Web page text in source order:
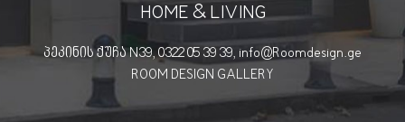
HOME & LIVING
პეკინის ქუჩა N39, 0322 05 39 39, info@Roomdesign.ge
ROOM DESIGN GALLERY